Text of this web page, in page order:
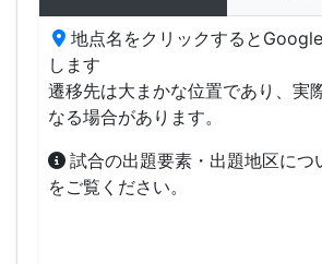
地点名をクリックすると
します
遷移先は大まかな位置であり、実
なる場合があります。
試合の出題要素・出題地区につ
をご覧ください。